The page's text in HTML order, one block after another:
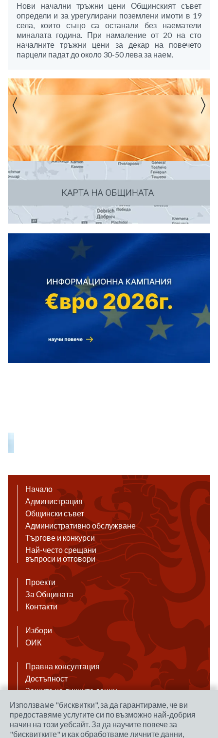
Нови начални тръжни цени Общинският съвет
определи и за урегулирани поземлени имоти в 19
села, които също са останали без наематели
миналата година. При намаление от 20 на сто
началните тръжни цени за декар на повечето
парцели падат до около 30-50 лева за наем.
Начало
Администрация
Общински съвет
Административно обслужване
Търгове и конкурси
Най-често срещани
въпроси и отговори
Проекти
За Общината
Контакти
Избори
ОИК
Правна консултация
Достъпност
Защита на личните данни
Антикорупция
Връзки
Използваме "бисквитки", за да гарантираме, че ви
предоставяме услугите си по възможно най-добрия
начин на този уебсайт. За да научите повече за
"бисквитките" и как обработваме личните данни,